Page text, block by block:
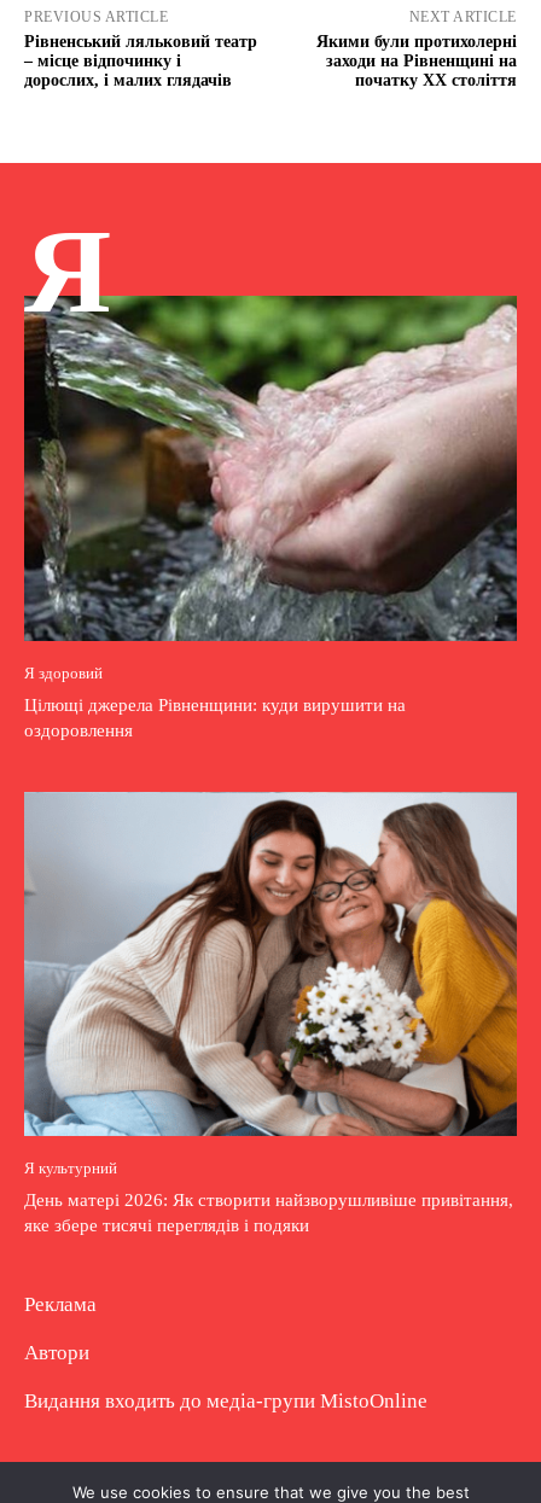
PREVIOUS ARTICLE
Рівненський ляльковий театр
– місце відпочинку і
дорослих, і малих глядачів
NEXT ARTICLE
Якими були протихолерні
заходи на Рівненщині на
початку XX століття
Я
Я здоровий
Цілющі джерела Рівненщини: куди вирушити на
оздоровлення
Я культурний
День матері 2026: Як створити найзворушливіше привітання,
яке збере тисячі переглядів і подяки
Реклама
Автори
Видання входить до медіа-групи MistoOnline
Copyright © Повне використання матеріалу
We use cookies to ensure that we give you the best